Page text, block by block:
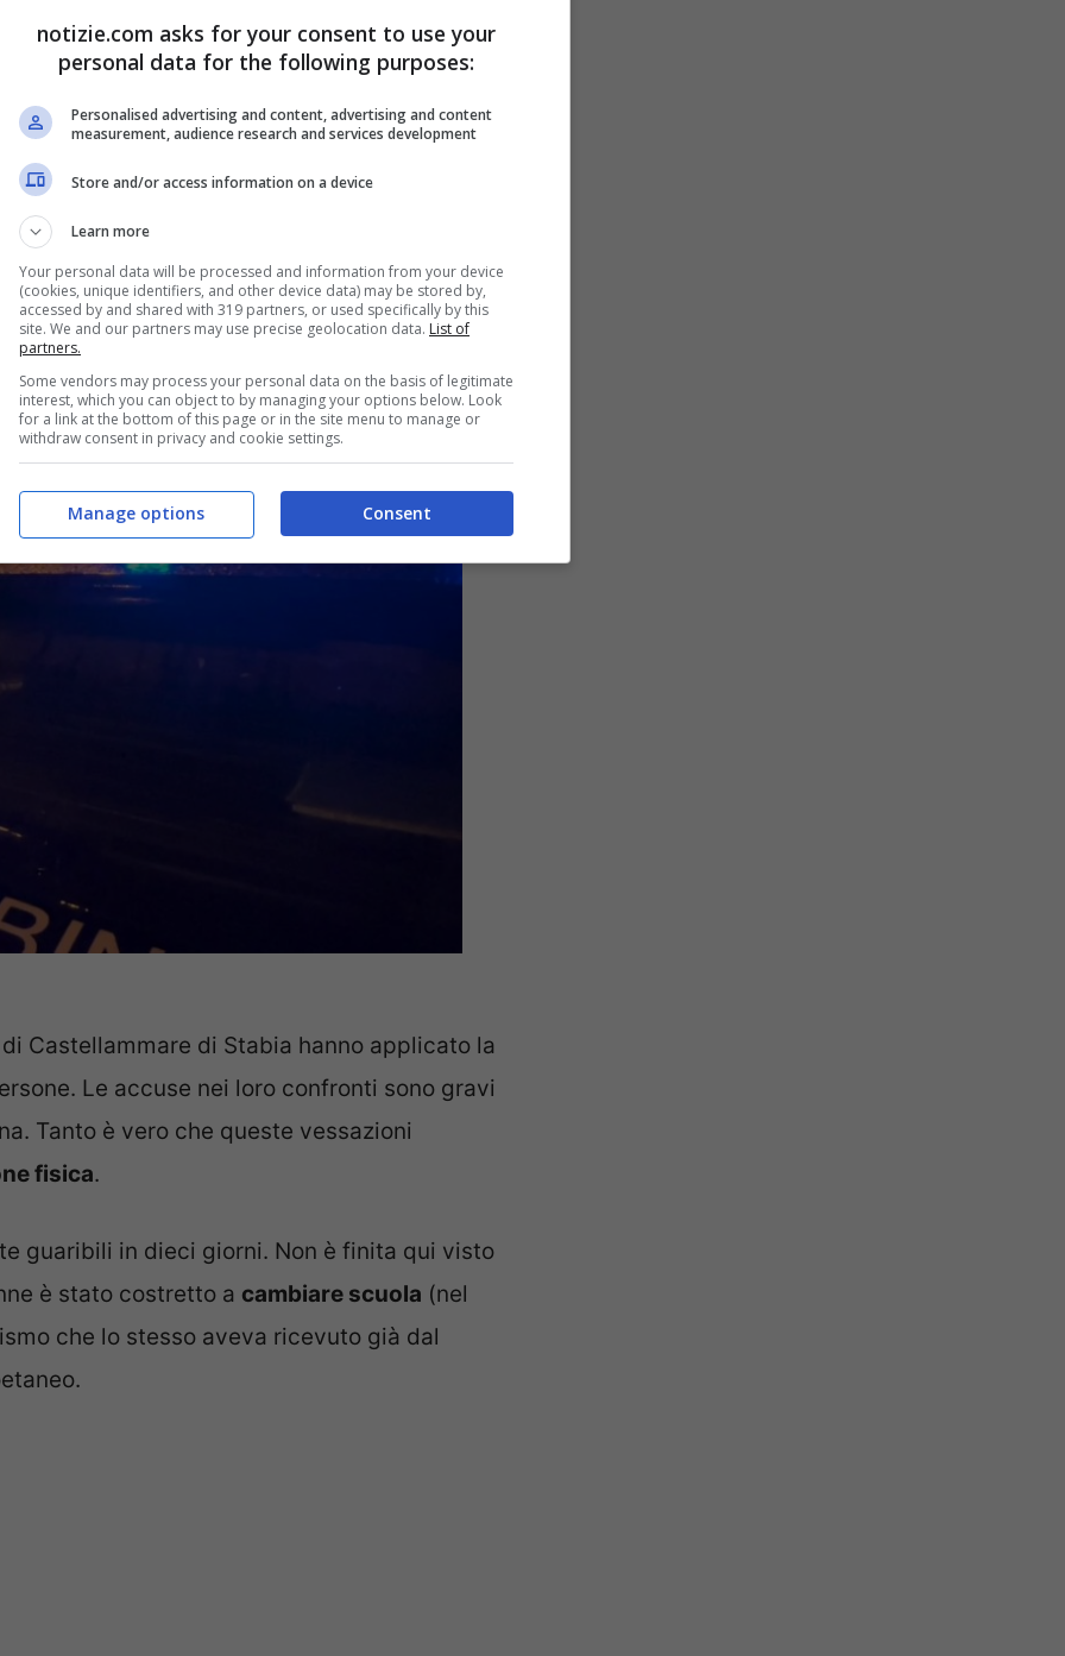
i militari sono subito intervenuti in azione.
arrestati e portati in comunità. Due di loro
ragazzo. Avvenuto proprio a Gragnano lo
Alessandro Casconeche si gettò dal suo
arrestati cinque di
Castellammare di Stabia hanno applicato la
Le accuse nei loro confronti sono gravi
Tanto è vero che queste vessazioni
fisica.
guaribili in dieci giorni. Non è finita qui visto
è stato costretto a cambiare scuola (nel
che lo stesso aveva ricevuto già dal
notizie.com asks for your consent to use your
personal data for the following purposes:
Personalised advertising and content, advertising and content
measurement, audience research and services development
Store and/or access information on a device
Learn more
Your personal data will be processed and information from your device
(cookies, unique identifiers, and other device data) may be stored by,
accessed by and shared with 319 partners, or used specifically by this
site. We and our partners may use precise geolocation data. List of
partners.
Some vendors may process your personal data on the basis of legitimate
interest, which you can object to by managing your options below. Look
for a link at the bottom of this page or in the site menu to manage or
withdraw consent in privacy and cookie settings.
Consent
Manage options